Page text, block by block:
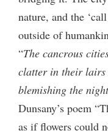
nature, and the
outside of
“The cancrous
clatter in their lairs
blemishing the night
Dunsany’s poem
as if flowers could